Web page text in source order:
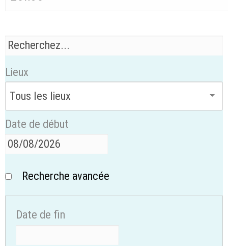
Lieux
Date de début
Recherche avancée
Date de fin